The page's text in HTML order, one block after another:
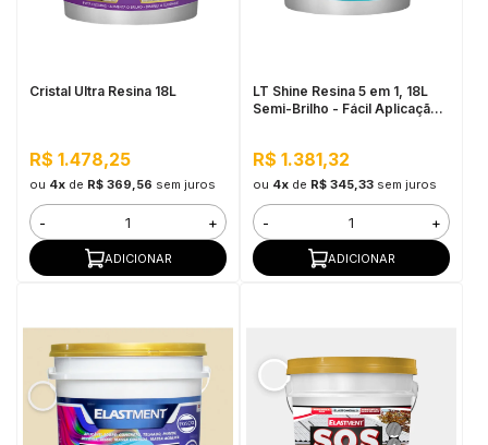
Cristal Ultra Resina 18L
R$ 1.478,25
ou 4xde R$ 369,56 sem juros
- +
ADICIONAR
LT Shine Resina 5 em 1, 18L
Semi-Brilho - Fácil Aplicação,
R$ 1.381,32
ou 4xde R$ 345,33 sem juros
- +
ADICIONAR